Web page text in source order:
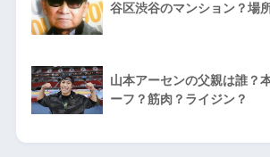
谷区渋谷のマンション？場
山本アーセンの父親は誰？
ーフ？筋肉？ライジン？